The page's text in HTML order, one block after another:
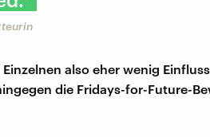
also eher wenig
die Fridays-for-Future-